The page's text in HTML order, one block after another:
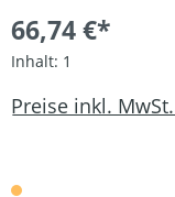
66,74 €*
Inhalt: 1
Preise inkl.